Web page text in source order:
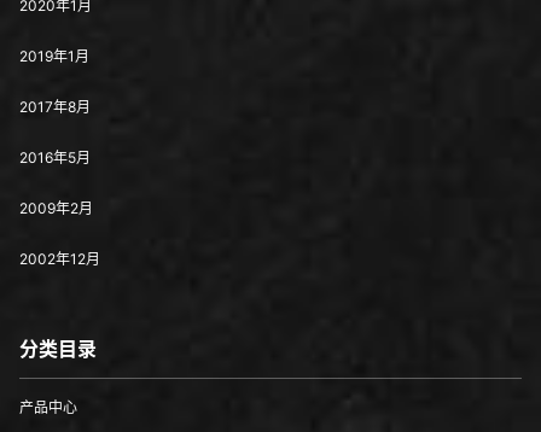
2020年1月
2019年1月
2017年8月
2016年5月
2009年2月
2002年12月
分类目录
产品中心